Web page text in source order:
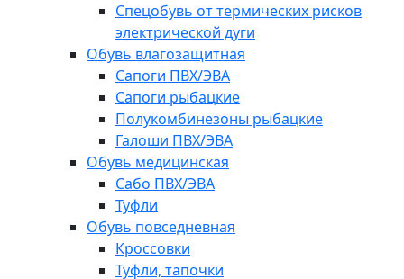
Спецобувь от термических рисков
электрической дуги
Обувь влагозащитная
Сапоги ПВХ/ЭВА
Сапоги рыбацкие
Полукомбинезоны рыбацкие
Галоши ПВХ/ЭВА
Обувь медицинская
Сабо ПВХ/ЭВА
Туфли
Обувь повседневная
Кроссовки
Туфли, тапочки